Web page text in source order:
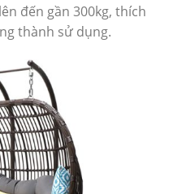
đến gần 300kg, thích
thành sử dụng.